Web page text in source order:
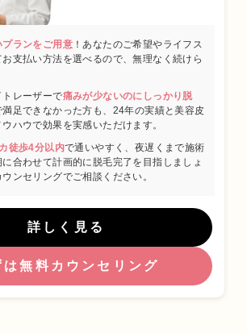
プランをご用意！あなたのご希望やライフス
支払い方法を選べるので、無理なく続けら
レーザーで痛みが少ないのにしっかり脱
足できなかった方も、24年の実績と美容皮
ハウで効果を実感いただけます。
徒歩4分以内で通いやすく、夜遅くまで施術
合わせて計画的に脱毛完了を目指しましょ
ンセリングでご相談ください。
詳しく見る
は無料カウンセリング